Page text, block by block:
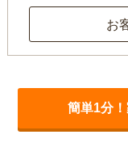
お
簡単1分